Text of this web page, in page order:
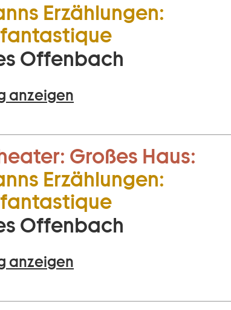
Erzählungen:
Offenbach
anzeigen
Großes Haus:
Erzählungen:
Offenbach
anzeigen